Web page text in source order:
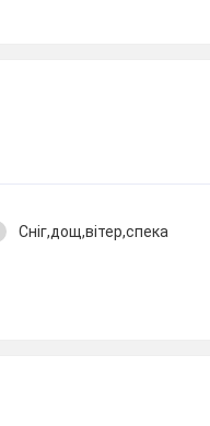
Сніг,дощ,вітер,спека